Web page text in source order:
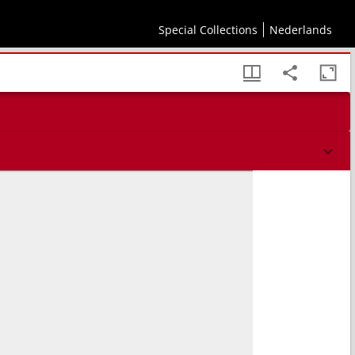
Special Collections Nederlands